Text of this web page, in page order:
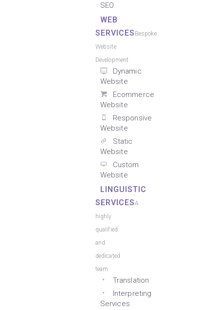
SEO
WEB
SERVICES Bespoke
Website
Development
Dynamic
Website
Ecommerce
Website
Responsive
Website
Static
Website
Custom
Website
LINGUISTIC
SERVICESA
highly
qualified
and
dedicated
team
Translation
Interpreting
Services